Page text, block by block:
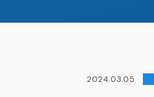
2024.03.05